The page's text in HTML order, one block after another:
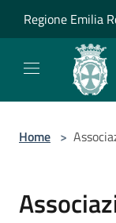
Regione Emilia
Home >